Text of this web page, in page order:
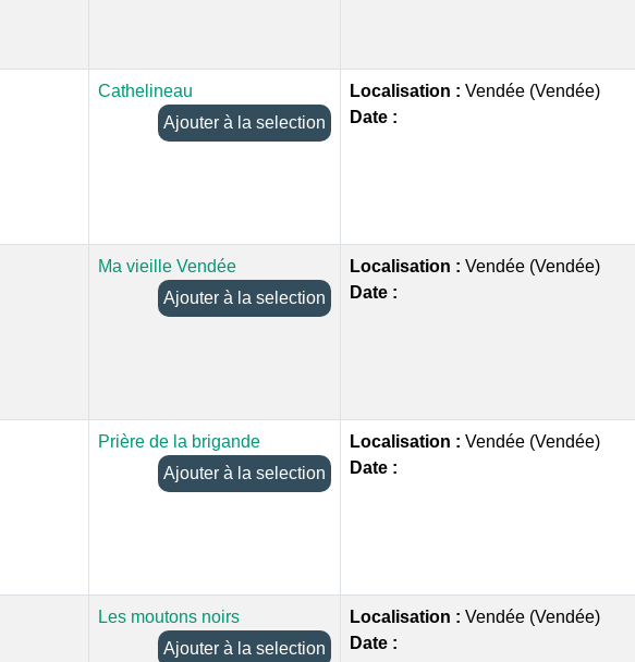
Cathelineau
Ajouter à la selection
Localisation : Vendée (Vendée)
Date :
Ma vieille Vendée
Ajouter à la selection
Localisation : Vendée (Vendée)
Date :
Prière de la brigande
Ajouter à la selection
Localisation : Vendée (Vendée)
Date :
Les moutons noirs
Ajouter à la selection
Localisation : Vendée (Vendée)
Date :